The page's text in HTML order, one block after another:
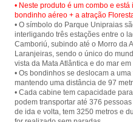
• Neste produto é um combo e
bondinho aéreo + a atração
• O símbolo do Parque Unipraias
interligando três estações entre o
Camboriú, subindo até o Morro da
Laranjeiras, sendo o único do
vista da Mata Atlântica e do mar em
• Os bondinhos se deslocam a
mantendo uma distância de 97
• Cada cabine tem capacidade
podem transportar até 376
de ida e volta, tem 3250 metros e